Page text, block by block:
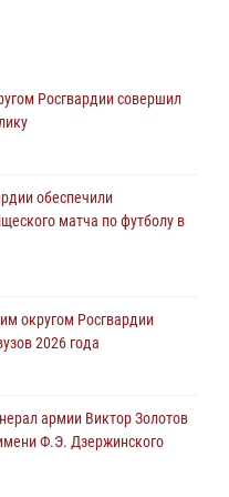
округу Росгвардии и
(видео)
по основам
в Главном военном
Росгвардии совершил
обеспечили
матча по футболу в
округом Росгвардии
2026 года
армии Виктор Золотов
Ф.Э. Дзержинского